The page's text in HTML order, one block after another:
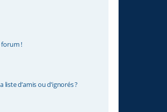
forum !
d’amis ou d’ignorés ?